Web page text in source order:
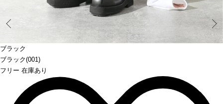
ブラック
ブラック(001)
フリー 在庫あり